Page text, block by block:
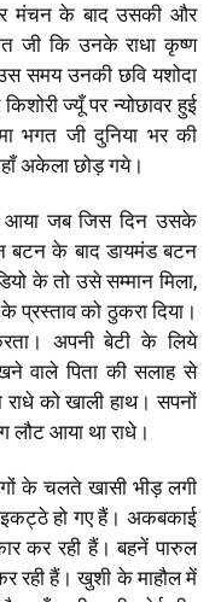
मंचन के बाद उसकी और
जी कि उनके राधा कृष्ण
समय उनकी छवि यशोदा
ज्यूँ पर न्योछावर हुई
भगत जी दुनिया भर की
अकेला छोड़ गये।
आया जब जिस दिन उसके
बटन के बाद डायमंड बटन
के तो उसे सम्मान मिला,
को ठुकरा दिया।
अपनी बेटी के लिये
वाले पिता की सलाह से
राधे को खाली हाथ। सपनों
लौट आया था राधे।
के चलते खासी भीड़ लगी
इकट्ठे हो गए हैं। अकबकाई
कर रही हैं। बहनें पारुल
रही हैं। खुशी के माहौल में